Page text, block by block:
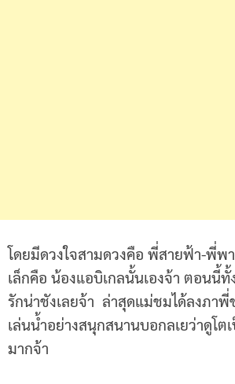
โดยมีดวงใจสามดวงคือ พี่สายฟ้า-พี่พ
เล็กคือ น้องแอบิเกลนั้นเองจ้า ตอนนี้ทั้
รักน่าชังเลยจ้า ล่าสุดแม่ชมได้ลงภาพี่
เล่นน้ำอย่างสนุกสนานบอกลเยว่าดูโ
มากจ้า